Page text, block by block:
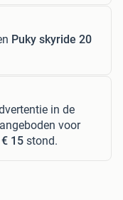
Puky skyride 20
in de
voor
€ 15 stond.